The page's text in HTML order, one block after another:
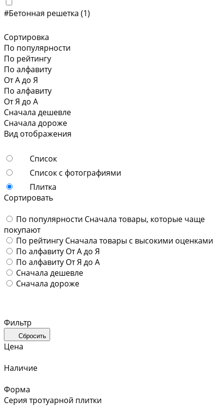
#Бетонная решетка (1)
Сортировка
По популярности
По рейтингу
По алфавиту
От А до Я
По алфавиту
От Я до А
Сначала дешевле
Сначала дороже
Вид отображения
Список
Список с фотографиями
Плитка
Сортировать
По популярности Сначала товары, которые чаще
покупают
По рейтингу Сначала товары с высокими оценками
По алфавиту От А до Я
По алфавиту От Я до А
Сначала дешевле
Сначала дороже
Фильтр
Сбросить
Цена
Наличие
Форма
Серия тротуарной плитки